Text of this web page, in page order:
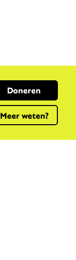
Doneren
Meer weten?